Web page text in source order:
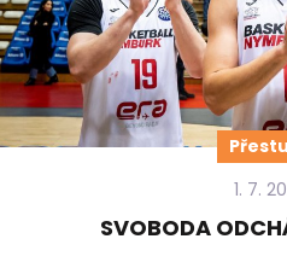
1. 7.
SVOBODA